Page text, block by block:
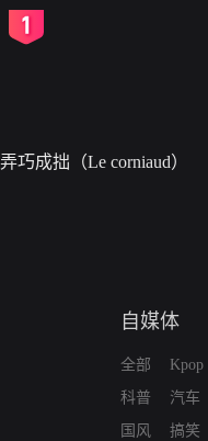
弄巧成拙（Le corniaud）
自媒体
全部
科普
国风
Kpop
汽车
搞笑